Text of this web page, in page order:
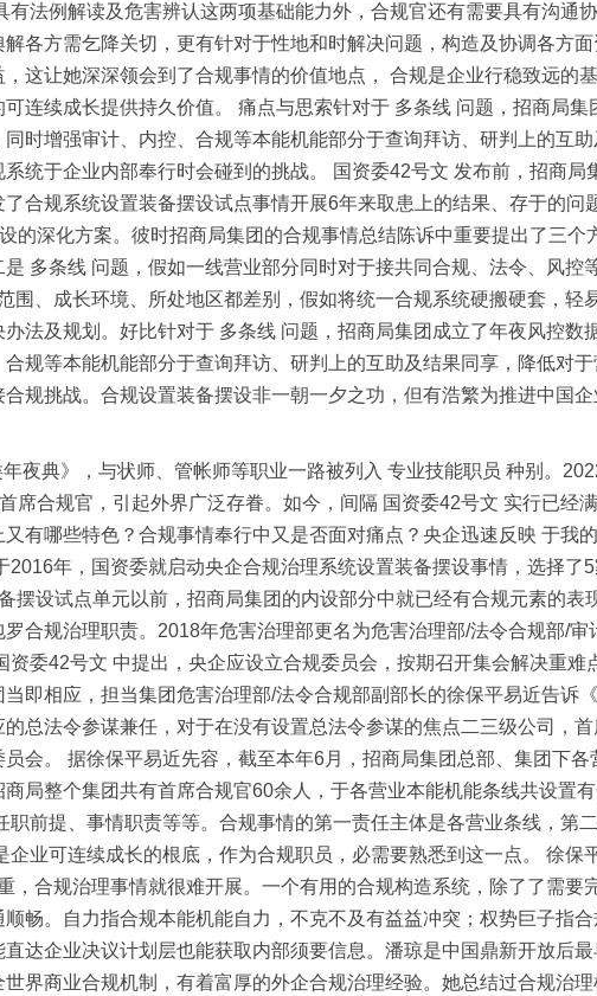
法例解读及危害辨认这两项基础能力外，合规官还有需要具有沟通
各方需乞降关切，更有针对于性地和时解决问题，构造及协调各方
这让她深深领会到了合规事情的价值地点， 合规是企业行稳致远的
连续成长提供持久价值。 痛点与思索针对于 多条线 问题，招商局
时增强审计、内控、合规等本能机能部分于查询拜访、研判上的互
统于企业内部奉行时会碰到的挑战。 国资委42号文 发布前，招商局
合规系统设置装备摆设试点事情开展6年来取患上的结果、存于的问
深化方案。彼时招商局集团的合规事情总结陈诉中重要提出了三个
多条线 问题，假如一线营业部分同时对于接共同合规、法令、风控
、成长环境、所处地区都差别，假如将统一合规系统硬搬硬套，轻
法及规划。好比针对于 多条线 问题，招商局集团成立了年夜风控数
规等本能机能部分于查询拜访、研判上的互助及结果同享，降低对
规挑战。合规设置装备摆设非一朝一夕之功，但有浩繁为推进中国
夜典》，与状师、管帐师等职业一路被列入 专业技能职员 种别。
合规官，引起外界广泛存眷。如今，间隔 国资委42号文 实行已经
有哪些特色？合规事情奉行中又是否面对痛点？央企迅速反映 于我
年，国资委就启动央企合规治理系统设置装备摆设事情，选择了
设试点单元以前，招商局集团的内设部分中就已经有合规元素的表
合规治理职责。2018年危害治理部更名为危害治理部/法令合规部/
委42号文 中提出，央企应设立合规委员会，按期召开集会解决重难
即相应，担当集团危害治理部/法令合规部副部长的徐保平易近告诉
总法令参谋兼任，对于在没有设置总法令参谋的焦点二三级公司，
会。 据徐保平易近先容，截至本年6月，招商局集团总部、集团下各
局整个集团共有首席合规官60余人，于各营业本能机能条线共设置
前提、事情职责等等。合规事情的第一责任主体是各营业条线，第
业可连续成长的根底，作为合规职员，必需要熟悉到这一点。 徐保
合规治理事情就很难开展。一个有用的合规构造系统，除了了需要
畅。自力指合规本能机能自力，不克不及有益益冲突；权势巨子指
达企业决议计划层也能获取内部须要信息。潘琼是中国鼎新开放后
界商业合规机制，有着富厚的外企合规治理经验。她总结过合规治